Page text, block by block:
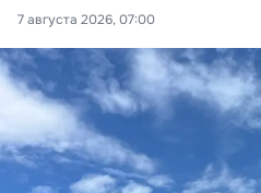
7 августа 2026, 07:00